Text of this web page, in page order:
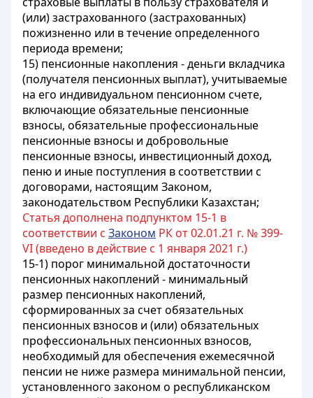
(или) застрахованного (застрахованных)
пожизненно или в течение определенного
периода времени;
15) пенсионные накопления - деньги вкладчика
(получателя пенсионных выплат), учитываемые
на его индивидуальном пенсионном счете,
включающие обязательные пенсионные
взносы, обязательные профессиональные
пенсионные взносы и добровольные
пенсионные взносы, инвестиционный доход,
пеню и иные поступления в соответствии с
договорами, настоящим Законом,
законодательством Республики Казахстан;
Статья дополнена подпунктом 15-1 в
соответствии с Законом РК от 02.01.21 г. № 399-
VI (введено в действие с 1 января 2021 г.)
15-1) порог минимальной достаточности
пенсионных накоплений - минимальный
размер пенсионных накоплений,
сформированных за счет обязательных
пенсионных взносов и (или) обязательных
профессиональных пенсионных взносов,
необходимый для обеспечения ежемесячной
пенсии не ниже размера минимальной пенсии,
установленного законом о республиканском